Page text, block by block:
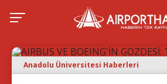
Anadolu Üniversitesi Haberleri